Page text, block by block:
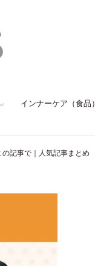
インナーケア（食品）
記事で｜人気記事まとめ